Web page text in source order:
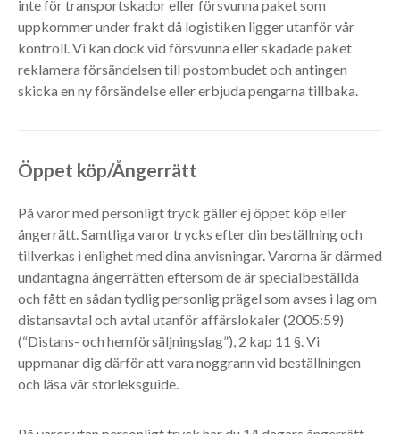
inte för transportskador eller försvunna paket som
uppkommer under frakt då logistiken ligger utanför vår
kontroll. Vi kan dock vid försvunna eller skadade paket
reklamera försändelsen till postombudet och antingen
skicka en ny försändelse eller erbjuda pengarna tillbaka.
Öppet köp/Ångerrätt
På varor med personligt tryck gäller ej öppet köp eller
ångerrätt. Samtliga varor trycks efter din beställning och
tillverkas i enlighet med dina anvisningar. Varorna är därmed
undantagna ångerrätten eftersom de är specialbeställda
och fått en sådan tydlig personlig prägel som avses i lag om
distansavtal och avtal utanför affärslokaler (2005:59)
(“Distans- och hemförsäljningslag”), 2 kap 11 §. Vi
uppmanar dig därför att vara noggrann vid beställningen
och läsa vår storleksguide.